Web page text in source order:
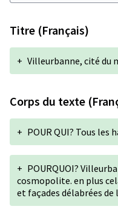
Titre (Français)
+ Villeurbanne, cité du
Corps du texte
+ POUR QUI? Tous
+ POURQUOI?
cosmopolite. en plus
et façades délabrées de